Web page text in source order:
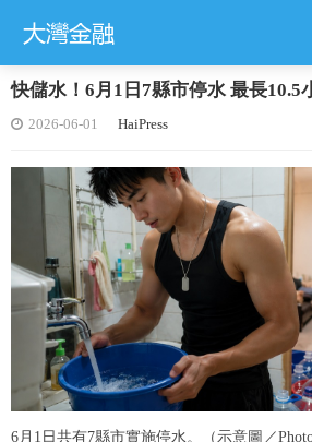
快儲水！6月1日7縣市停水 最長10.5
2026-06-01 HaiPress
6月1日共有7縣市實施停水。（示意圖／Photo